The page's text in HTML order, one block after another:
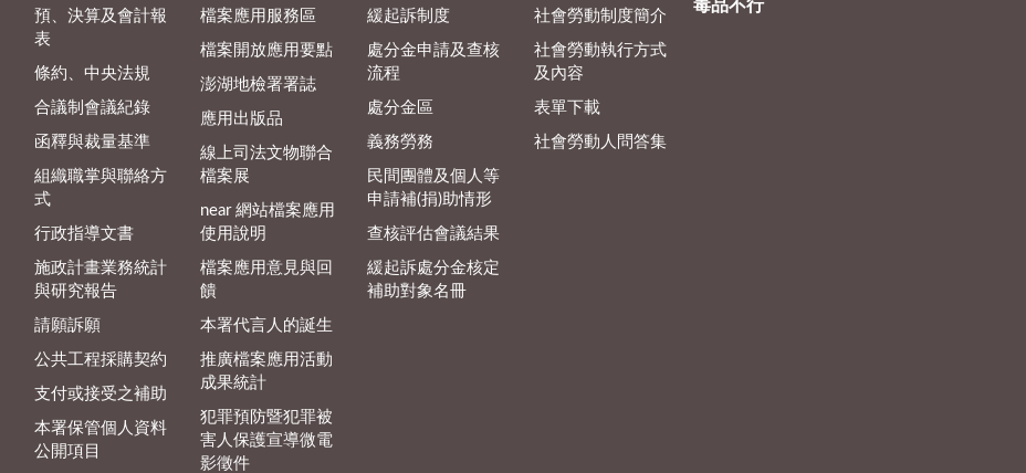
預、決算及會計報
表
條約、中央法規
合議制會議紀錄
函釋與裁量基準
組織職掌與聯絡方
式
行政指導文書
施政計畫業務統計
與研究報告
請願訴願
公共工程採購契約
支付或接受之補助
本署保管個人資料
公開項目
檔案應用服務區
檔案開放應用要點
澎湖地檢署署誌
應用出版品
線上司法文物聯合
檔案展
near 網站檔案應用
使用說明
檔案應用意見與回
饋
本署代言人的誕生
推廣檔案應用活動
成果統計
犯罪預防暨犯罪被
害人保護宣導微電
影徵件
緩起訴制度
處分金申請及查核
流程
處分金區
義務勞務
民間團體及個人等
申請補(捐)助情形
查核評估會議結果
緩起訴處分金核定
補助對象名冊
社會勞動制度簡介
社會勞動執行方式
及內容
表單下載
社會勞動人問答集
毒品不行